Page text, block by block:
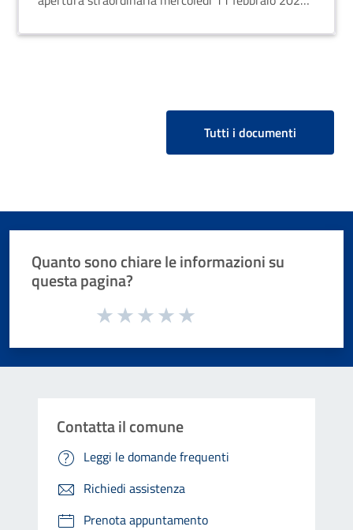
Tutti i documenti
Quanto sono chiare le informazioni su
questa pagina?
Valuta da 1 a 5 stelle la pagina
Contatta il comune
Leggi le domande frequenti
Richiedi assistenza
Prenota appuntamento